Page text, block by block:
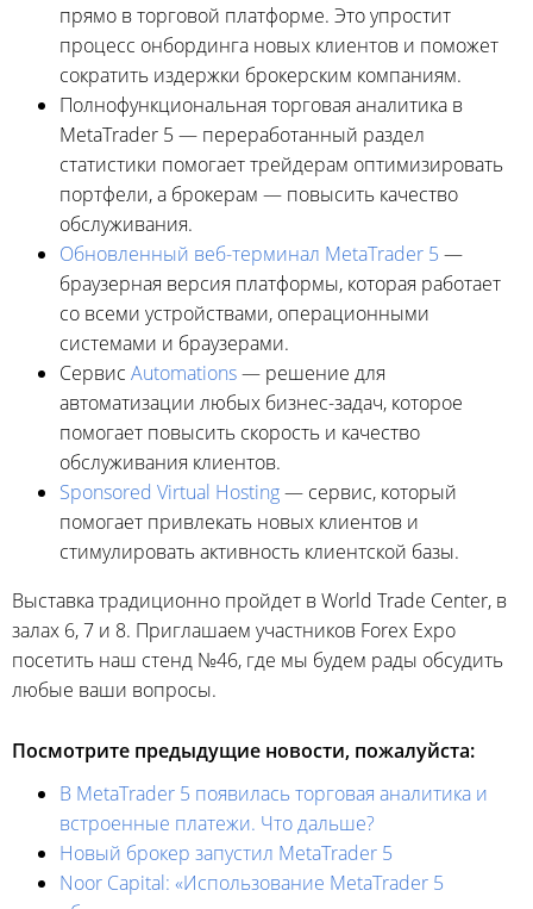
прямо в торговой платформе. Это упростит
процесс онбординга новых клиентов и поможет
сократить издержки брокерским компаниям.
Полнофункциональная торговая аналитика в
MetaTrader 5 — переработанный раздел
статистики помогает трейдерам оптимизировать
портфели, а брокерам — повысить качество
обслуживания.
Обновленный веб-терминал MetaTrader 5 —
браузерная версия платформы, которая работает
со всеми устройствами, операционными
системами и браузерами.
Сервис Automations— решение для
автоматизации любых бизнес-задач, которое
помогает повысить скорость и качество
обслуживания клиентов.
Sponsored Virtual Hosting— сервис, который
помогает привлекать новых клиентов и
стимулировать активность клиентской базы.
Выставка традиционно пройдет в World Trade Center, в
залах 6, 7 и 8. Приглашаем участников Forex Expo
посетить наш стенд №46, где мы будем рады обсудить
любые ваши вопросы.
Посмотрите предыдущие новости, пожалуйста:
В MetaTrader 5 появилась торговая аналитика и
встроенные платежи. Что дальше?
Новый брокер запустил MetaTrader 5
Noor Capital: «Использование MetaTrader 5